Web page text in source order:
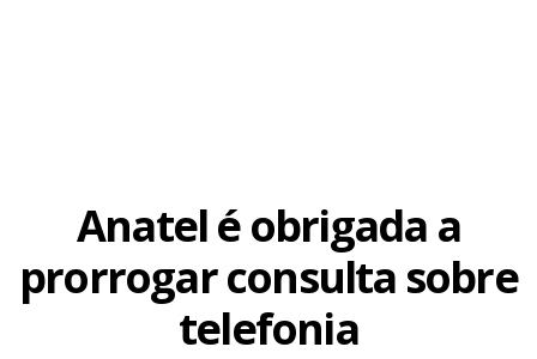
Anatel é obrigada a
prorrogar consulta sobre
telefonia